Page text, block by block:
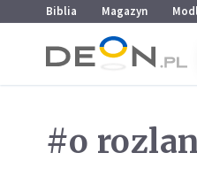
Przejdź do menu głównego
Przejdź do treści
Biblia Magazyn
#o